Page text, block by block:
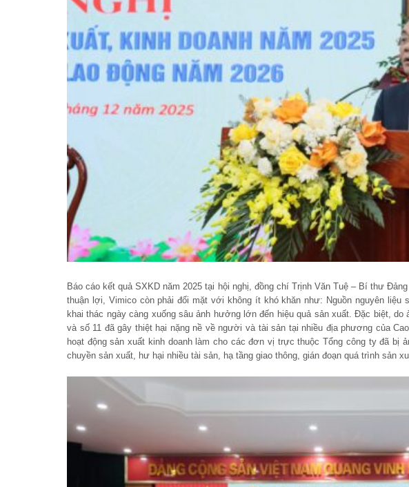
Báo cáo kết quả SXKD năm 2025 tại hội nghị, đồng chí Trịnh Văn Tuệ – Bí thư
thuận lợi, Vimico còn phải đối mặt với không ít khó khăn như: Nguồn nguyên liệu
khai thác ngày càng xuống sâu ảnh hưởng lớn đến hiệu quả sản xuất. Đặc biệt,
và số 11 đã gây thiệt hại nặng nề về người và tài sản tại nhiều địa phương của
hoạt động sản xuất kinh doanh làm cho các đơn vị trực thuộc Tổng công ty đã bị
chuyền sản xuất, hư hại nhiều tài sản, hạ tầng giao thông, gián đoạn quá trình sản